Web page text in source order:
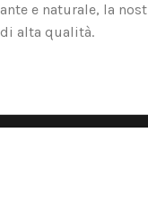
e naturale, la
alta qualità.